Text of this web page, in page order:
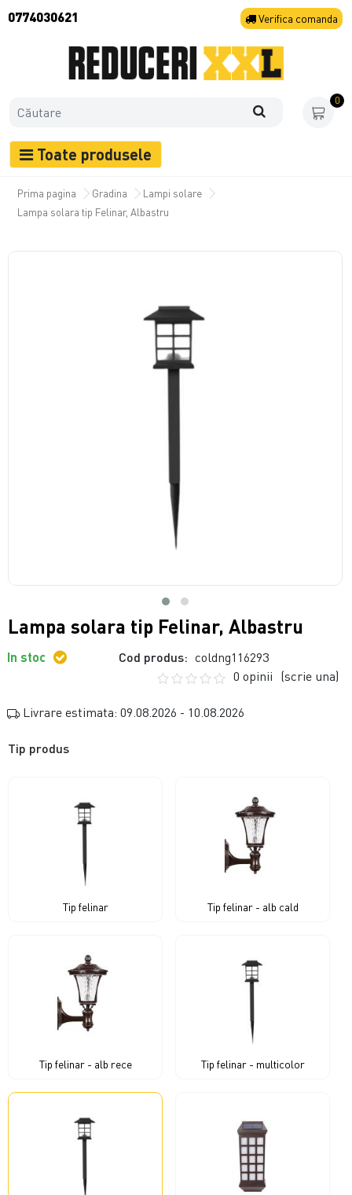
0774030621 Verifica comanda
0
Toate produsele
Prima pagina Gradina
Lampi solare
Lampa solara tip Felinar, Albastru
Lampa solara tip Felinar, Albastru
In stoc Cod produs: coldng116293
0 opinii (scrie una)
Livrare estimata: 09.08.2026 - 10.08.2026
Tip produs
Tip felinar Tip felinar - alb cald
Tip felinar - alb rece Tip felinar - multicolor